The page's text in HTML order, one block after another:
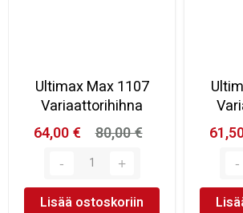
Ultimax Max 1107
Variaattorihihna
64,00 €
80,00 €
Lisää ostoskoriin